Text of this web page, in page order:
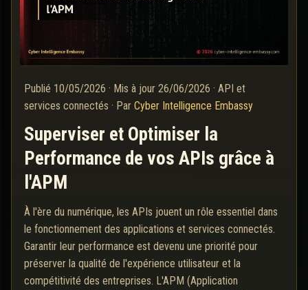
Publié 10/05/2026 · Mis à jour 26/06/2026 · API et
services connectés · Par Cyber Intelligence Embassy
Superviser et Optimiser la
Performance de vos APIs grâce à
l'APM
À l'ère du numérique, les APIs jouent un rôle essentiel dans
le fonctionnement des applications et services connectés.
Garantir leur performance est devenu une priorité pour
préserver la qualité de l'expérience utilisateur et la
compétitivité des entreprises. L'APM (Application